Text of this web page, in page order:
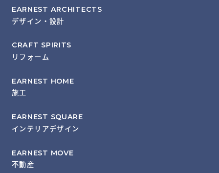
EARNEST ARCHITECTS
デザイン・設計
CRAFT SPIRITS
リフォーム
EARNEST HOME
施工
EARNEST SQUARE
インテリアデザイン
EARNEST MOVE
不動産